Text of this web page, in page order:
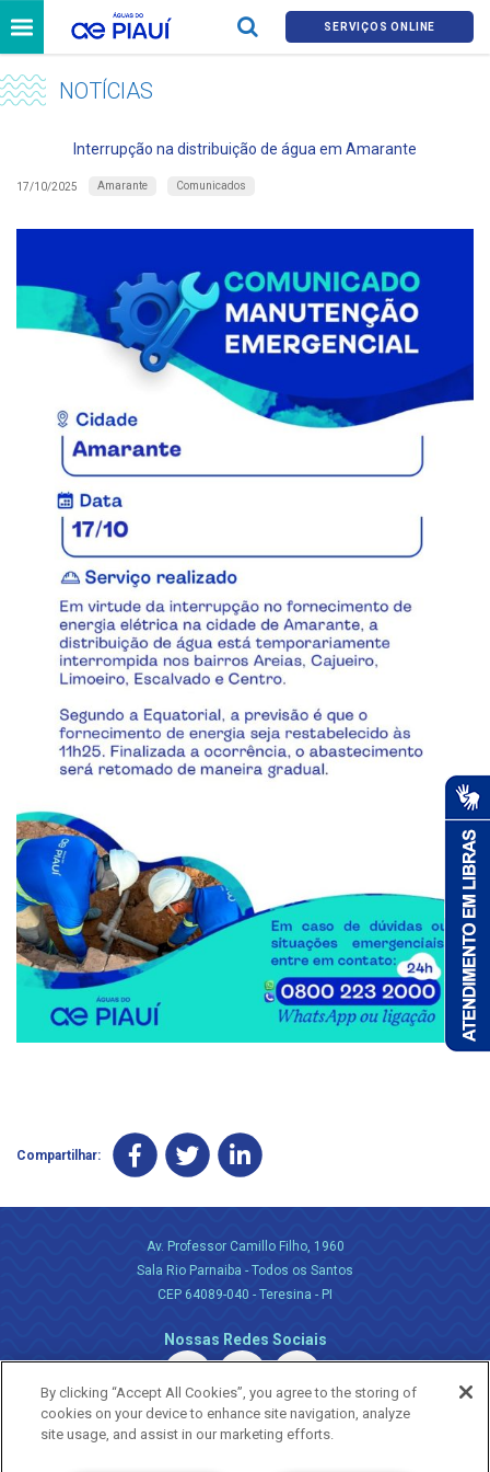
SERVIÇOS ONLINE
NOTÍCIAS
Interrupção na distribuição de água em Amarante
17/10/2025 Amarante Comunicados
Compartilhar:
Av. Professor Camillo Filho, 1960
Sala Rio Parnaiba - Todos os Santos
CEP 64089-040 - Teresina - PI
Nossas Redes Sociais
By clicking “Accept All Cookies”, you agree to the storing of
cookies on your device to enhance site navigation, analyze
site usage, and assist in our marketing efforts.